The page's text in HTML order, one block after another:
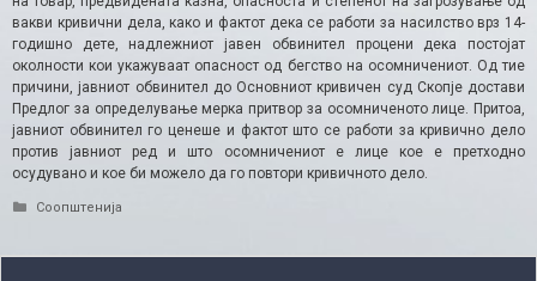
вакви кривични дела, како и фактот дека се работи за насилство врз 14-
годишно дете, надлежниот јавен обвинител процени дека постојат
околности кои укажуваат опасност од бегство на осомничениот. Од тие
причини, јавниот обвинител до Основниот кривичен суд Скопје достави
Предлог за определување мерка притвор за осомниченото лице. Притоа,
јавниот обвинител го ценеше и фактот што се работи за кривично дело
против јавниот ред и што осомничениот е лице кое е претходно
осудувано и кое би можело да го повтори кривичното дело.
Categories
Соопштенија